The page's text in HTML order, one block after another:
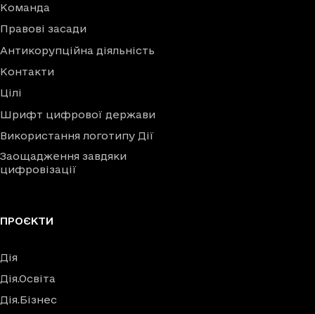
Команда
Правові засади
Антикорупційна діяльність
Контакти
Цілі
Шрифт цифрової держави
Використання логотипу Дії
Заощадження завдяки
цифровізації
ПРОЄКТИ
Дія
Дія.Освіта
Дія.Бізнес